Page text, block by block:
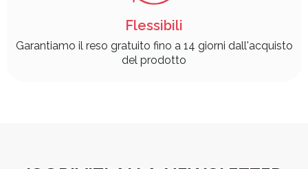
Flessibili
Garantiamo il reso gratuito fino a 14 giorni dall'acquisto
del prodotto